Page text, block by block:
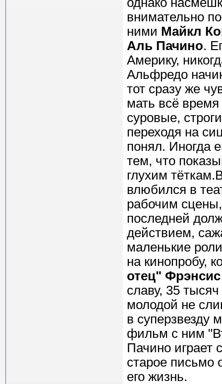
внимательно
ними Майкл
Аль Пачино.
Америку,
Альфредо
тот сразу же
мать всё
суровые,
переходя на
понял. Иногда
тем, что
глухим
влюбился в
рабочим
последней
действием,
маленькие
на кинопробу,
отец"
славу, 35
молодой не
в суперзвезду
фильм с ним
Пачино играет
старое письмо
его жизнь.